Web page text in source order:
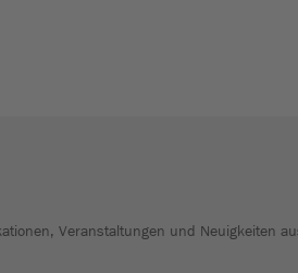
Veranstaltungen und Neuigkeiten